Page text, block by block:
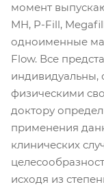
момент
MH, P-Fill,
одноименные
Flow. Все
индивидуальны,
физическими
доктору
применения
клинических
исходя из